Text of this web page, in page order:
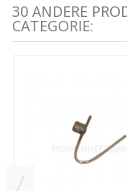
30 ANDERE
CATEGORIE: